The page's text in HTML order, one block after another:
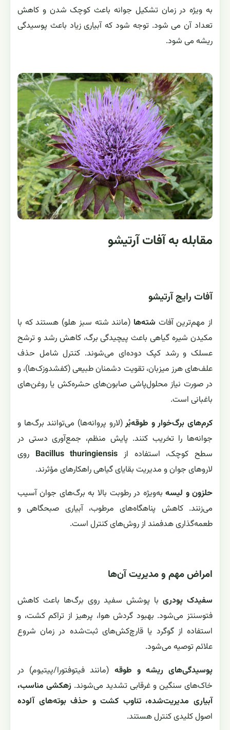
به ویژه در زمان تشکیل جوانه باعث کوچک شدن و کاهش
تعداد آن می شود. توجه شود که آبیاری زیاد باعث پوسیدگی
ریشه می شود.
مقابله به آفات آرتیشو
آفات رایج آرتیشو
از مهم‌ترین آفات شته‌ها (مانند شته سبز هلو) هستند که با
مکیدن شیره گیاهی باعث پیچیدگی برگ، کاهش رشد و ترشح
عسلک و رشد کپک دوده‌ای می‌شوند. کنترل شامل حذف
علف‌های هرز میزبان، تقویت دشمنان طبیعی (کفشدوزک‌ها)، و
در صورت نیاز محلول‌پاشی صابون‌های حشره‌کش یا روغن‌های
باغبانی است.
کرم‌های برگ‌خوار و طوقه‌بُر(لارو پروانه‌ها) می‌توانند برگ‌ها و
جوانه‌ها را تخریب کنند. پایش منظم، جمع‌آوری دستی در
سطح کوچک، استفاده از Bacillus thuringiensis روی
لاروهای جوان و مدیریت بقایای گیاهی راهکارهای مؤثرند.
حلزون و لیسهبه‌ویژه در رطوبت بالا به برگ‌های جوان آسیب
می‌زنند. کاهش پناهگاه‌های مرطوب، آبیاری صبحگاهی و
طعمه‌گذاری هدفمند از روش‌های کنترل است.
امراض مهم و مدیریت آن‌ها
سفیدک پودریبا پوشش سفید روی برگ‌ها باعث کاهش
فتوسنتز می‌شود. بهبود گردش هوا، پرهیز از تراکم کشت، و
استفاده از گوگرد یا قارچ‌کش‌های ثبت‌شده در زمان شروع
علائم توصیه می‌شود.
پوسیدگی‌های ریشه و طوقه (مانند فیتوفتورا/پیتیوم) در
خاک‌های سنگین و غرقابی تشدید می‌شوند.زهکشی مناسب،
آبیاری مدیریت‌شده، تناوب کشت و حذف بوته‌های آلوده
اصول کلیدی کنترل هستند.